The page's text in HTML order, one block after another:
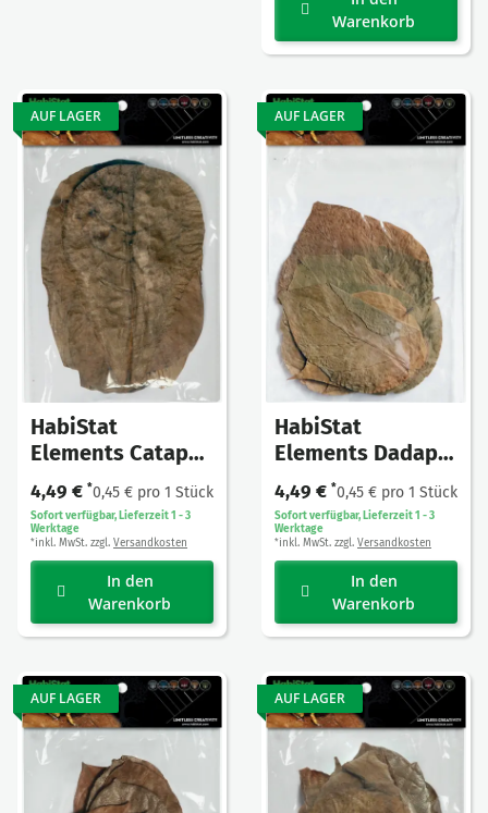
Warenkorb
AUF LAGER
HabiStat
Elements Catappa
Leaves 10 Stück
4,49 € *0,45 € pro 1 Stück
Sofort verfügbar, Lieferzeit 1 - 3
Werktage
*inkl. MwSt. zzgl. Versandkosten
In den
Warenkorb
AUF LAGER
HabiStat
Elements Dadap
Leaves, 10 Stück
4,49 € *0,45 € pro 1 Stück
Sofort verfügbar, Lieferzeit 1 - 3
Werktage
*inkl. MwSt. zzgl. Versandkosten
In den
Warenkorb
AUF LAGER AUF LAGER